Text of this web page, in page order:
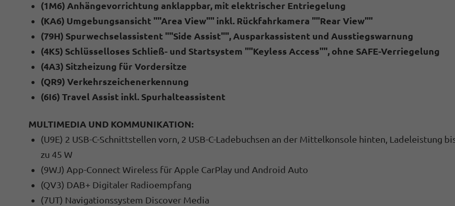
(1M6) Anhängevorrichtung anklappbar, mit elektrischer Entriegelung
(KA6) Umgebungsansicht ""Area View"" inkl. Rückfahrkamera ""Rear View""
(79H) Spurwechselassistent ""Side Assist"", Ausparkassistent und Ausstiegswarnung
(4K5) Schlüsselloses Schließ- und Startsystem ""Keyless Access"", ohne SAFE-Verriegelung
(4A3) Sitzheizung für Vordersitze
(QR9) Verkehrszeichenerkennung
(6I6) Travel Assist inkl. Spurhalteassistent
MULTIMEDIA UND KOMMUNIKATION:
(U9E) 2 USB-C-Schnittstellen vorn, 2 USB-C-Ladebuchsen an der Mittelkonsole hinten, Ladeleistung
zu 45 W
(9WJ) App-Connect Wireless für Apple CarPlay und Android Auto
(QV3) DAB+ Digitaler Radioempfang
(7UT) Navigationssystem Discover Media